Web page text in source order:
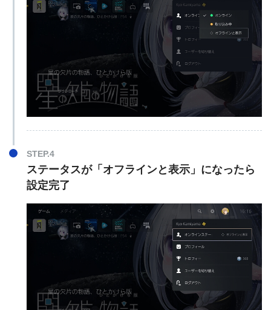
STEP.4
ステータスが「オフラインと表示」になったら
設定完了